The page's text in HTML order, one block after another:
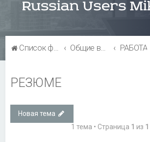
Список форумов Общие вопросы РАБОТА
РЕЗЮМЕ
Новая тема
1 тема • Страница 1 из 1